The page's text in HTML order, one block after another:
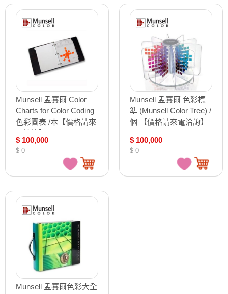
Munsell 孟賽爾 Color
Charts for Color Coding
色彩圖表 /本【價格請來
$ 100,000
$ 0
Munsell 孟賽爾 色彩標
準 (Munsell Color Tree) /
個 【價格請來電洽詢】
$ 100,000
$ 0
Munsell 孟賽爾色彩大全